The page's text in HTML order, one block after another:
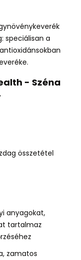
speciálisan a
- Széna
összetétel
anyagokat,
tartalmaz
zamatos